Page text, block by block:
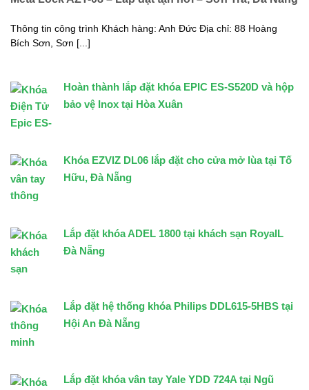
Hoàn thành lắp đặt khóa EPIC ES-S520D và hộp
bảo vệ Inox tại Hòa Xuân
Khóa EZVIZ DL06 lắp đặt cho cửa mở lùa tại Tố
Hữu, Đà Nẵng
Lắp đặt khóa ADEL 1800 tại khách sạn RoyalL
Đà Nẵng
Lắp đặt hệ thống khóa Philips DDL615-5HBS tại
Hội An Đà Nẵng
Lắp đặt khóa vân tay Yale YDD 724A tại Ngũ
Thông tin công trình Khách hàng: Anh Đức Địa chỉ: 88 Hoàng
Bích Sơn, Sơn [...]